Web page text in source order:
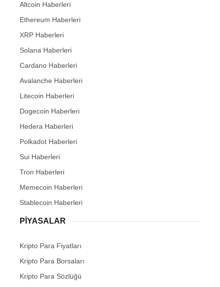
Altcoin Haberleri
Ethereum Haberleri
XRP Haberleri
Solana Haberleri
Cardano Haberleri
Avalanche Haberleri
Litecoin Haberleri
Dogecoin Haberleri
Hedera Haberleri
Polkadot Haberleri
Sui Haberleri
Tron Haberleri
Memecoin Haberleri
Stablecoin Haberleri
PIYASALAR
Kripto Para Fiyatları
Kripto Para Borsaları
Kripto Para Sözlüğü